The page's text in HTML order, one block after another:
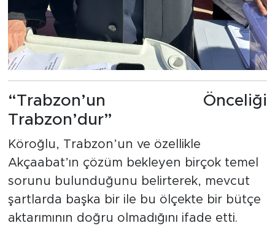
“Trabzon’un Önceliği
Trabzon’dur”
Köroğlu, Trabzon’un ve özellikle
Akçaabat’ın çözüm bekleyen birçok temel
sorunu bulunduğunu belirterek, mevcut
şartlarda başka bir ile bu ölçekte bir bütçe
aktarımının doğru olmadığını ifade etti.